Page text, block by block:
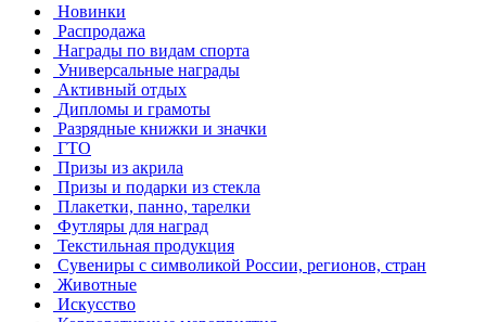
Новинки
Распродажа
Награды по видам спорта
Универсальные награды
Активный отдых
Дипломы и грамоты
Разрядные книжки и значки
ГТО
Призы из акрила
Призы и подарки из стекла
Плакетки, панно, тарелки
Футляры для наград
Текстильная продукция
Сувениры с символикой России, регионов, стран
Животные
Искусство